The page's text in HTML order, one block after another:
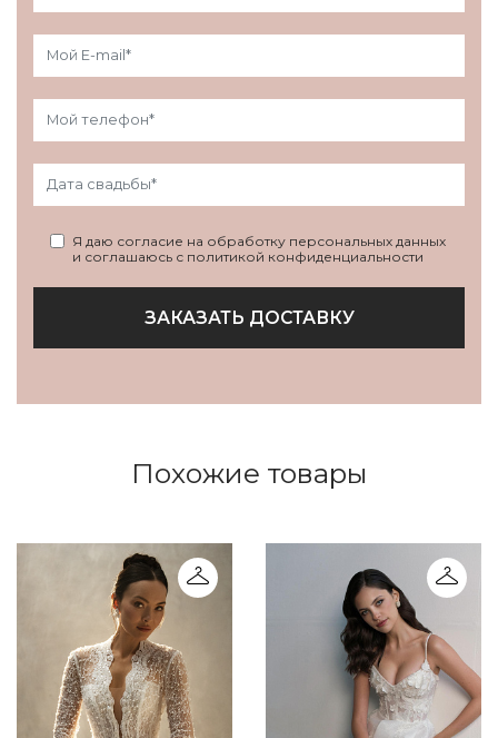
Я даю согласие на обработку персональных данных
и соглашаюсь с политикой конфиденциальности
ЗАКАЗАТЬ ДОСТАВКУ
Похожие товары